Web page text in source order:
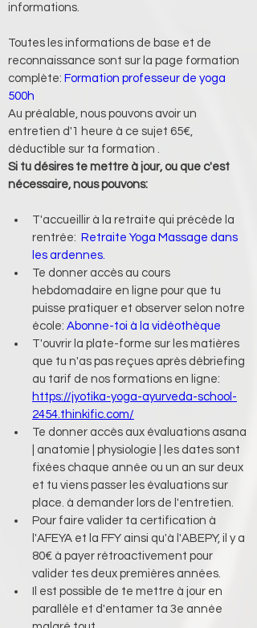
informations.
Toutes les informations de base et de
reconnaissance sont sur la page formation
complète: Formation professeur de yoga
500h
Au préalable, nous pouvons avoir un
entretien d'1 heure à ce sujet 65€,
déductible sur ta formation .
Si tu désires te mettre à jour, ou que c'est
nécessaire, nous pouvons:
T'accueillir à la retraite qui précède la
rentrée: Retraite Yoga Massage dans
les ardennes.
Te donner accès au cours
hebdomadaire en ligne pour que tu
puisse pratiquer et observer selon notre
école: Abonne-toi à la vidéothèque
T'ouvrir la plate-forme sur les matières
que tu n'as pas reçues après débriefing
au tarif de nos formations en ligne:
https://jyotika-yoga-ayurveda-school-
2454.thinkific.com/
Te donner accès aux évaluations asana
| anatomie | physiologie | les dates sont
fixées chaque année ou un an sur deux
et tu viens passer les évaluations sur
place. à demander lors de l'entretien.
Pour faire valider ta certification à
l'AFEYA et la FFY ainsi qu'à l'ABEPY, il y a
80€ à payer rétroactivement pour
valider tes deux premières années.
Il est possible de te mettre à jour en
parallèle et d'entamer ta 3e année